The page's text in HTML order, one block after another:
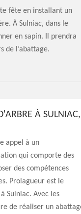
fête en installant un
À Sulniac, dans le
en sapin. Il prendra
de l’abattage.
À SULNIAC,
appel à un
qui comporte des
des compétences
Prolagueur est le
Sulniac. Avec les
de réaliser un